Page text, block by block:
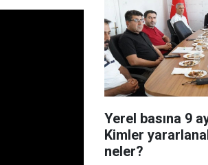
Yerel basına 9
Kimler
neler?